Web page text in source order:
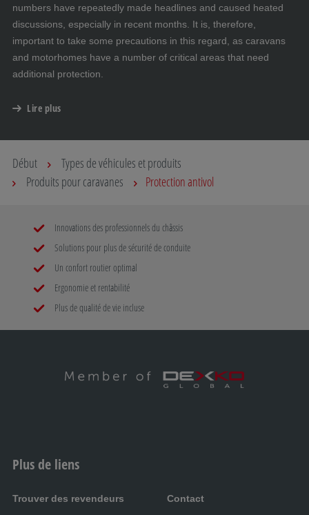
numbers have repeatedly made headlines and caused heated
discussions, especially in recent months. It is, therefore,
important to take some precautions in this regard, as caravans
and motorhomes have a number of critical areas that need
additional protection.
Lire plus
Début
Types de véhicules et produits
Produits pour caravanes
Protection antivol
Innovations des professionnels du châssis
Solutions pour plus de sécurité de conduite
Un confort routier optimal
Ergonomie et rentabilité
Plus de qualité de vie incluse
Plus de liens
Trouver des revendeurs Contact